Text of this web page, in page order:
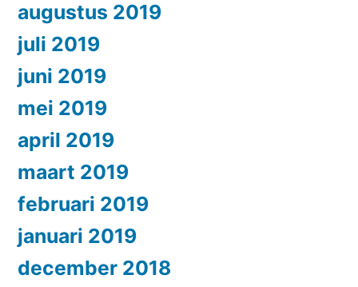
augustus 2019
juli 2019
juni 2019
mei 2019
april 2019
maart 2019
februari 2019
januari 2019
december 2018